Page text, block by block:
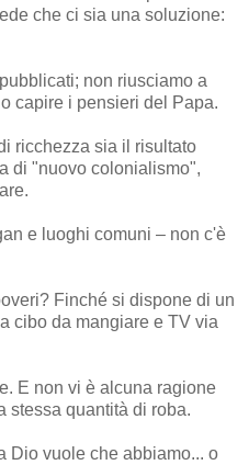
che ci sia una soluzione:
non riusciamo a
capire i pensieri del Papa.
ricchezza sia il risultato
di "nuovo colonialismo",
e luoghi comuni – non c'è
Finché si dispone di un
cibo da mangiare e TV via
E non vi è alcuna ragione
stessa quantità di roba.
Dio vuole che abbiamo... o